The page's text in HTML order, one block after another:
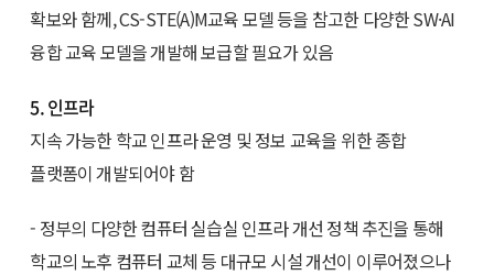
확보와 함께, CS-STE(A)M교육 모델 등을 참고한 다양한 SW·AI
융합 교육 모델을 개발해 보급할 필요가 있음
5. 인프라
지속 가능한 학교 인프라 운영 및 정보 교육을 위한 종합
플랫폼이 개발되어야 함
- 정부의 다양한 컴퓨터 실습실 인프라 개선 정책 추진을 통해
학교의 노후 컴퓨터 교체 등 대규모 시설 개선이 이루어졌으나